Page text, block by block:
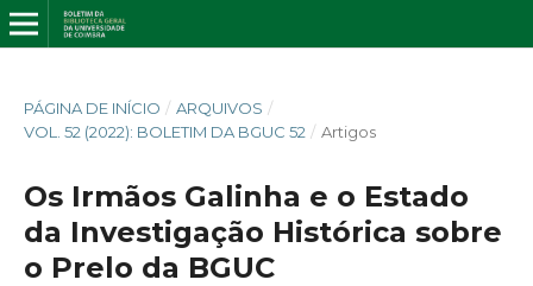
PÁGINA DE INÍCIO / ARQUIVOS /
VOL. 52 (2022): BOLETIM DA BGUC 52 / Artigos
Os Irmãos Galinha e o Estado
da Investigação Histórica sobre
o Prelo da BGUC